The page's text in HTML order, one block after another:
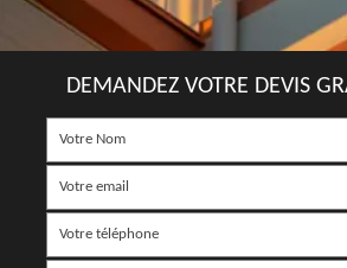
DEMANDEZ VOTRE DEVIS